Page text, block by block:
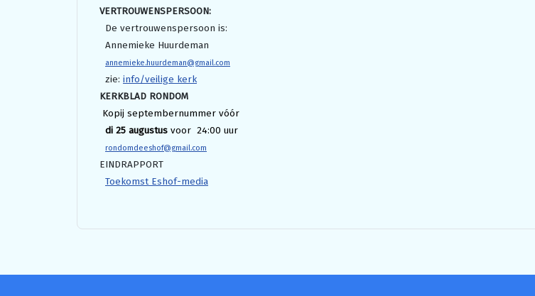
VERTROUWENSPERSOON:
De vertrouwenspersoon is:
Annemieke Huurdeman
annemieke.huurdeman@gmail.com
zie: info/veilige kerk
KERKBLAD RONDOM
Kopij septembernummer vóór
di 25 augustus voor 24:00 uur
rondomdeeshof@gmail.com
EINDRAPPORT
Toekomst Eshof-media